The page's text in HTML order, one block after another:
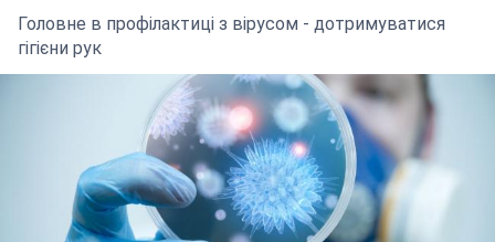
Головне в профілактиці з вірусом - дотримуватися
гігієни рук